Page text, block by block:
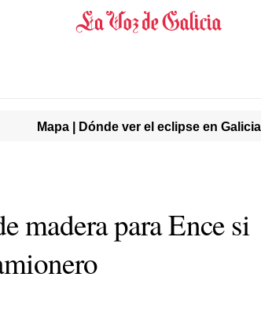
Mapa | Dónde ver el eclipse en Galicia
madera para Ence si